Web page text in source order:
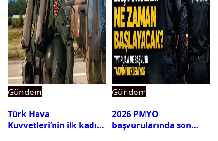
Gündem
Türk Hava
Kuvvetleri’nin ilk kadın
Gündem
2026 PMYO
başvurularında son